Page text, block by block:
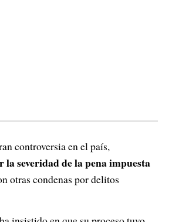
controversia en el país,
la severidad de la pena impuesta
otras condenas por delitos